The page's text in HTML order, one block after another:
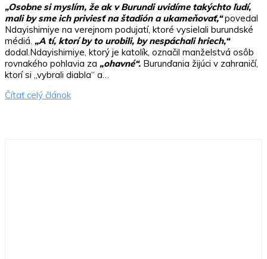
„Osobne si myslím, že ak v Burundi uvidíme takýchto ľudí,
mali by sme ich priviesť na štadión a ukameňovať,“povedal
Ndayishimiye na verejnom podujatí, ktoré vysielali burundské
médiá. „A tí, ktorí by to urobili, by nespáchali hriech,“
dodal.Ndayishimiye, ktorý je katolík, označil manželstvá osôb
rovnakého pohlavia za „ohavné“. Burunďania žijúci v zahraničí,
ktorí si „vybrali diabla“ a…
Čítať celý článok